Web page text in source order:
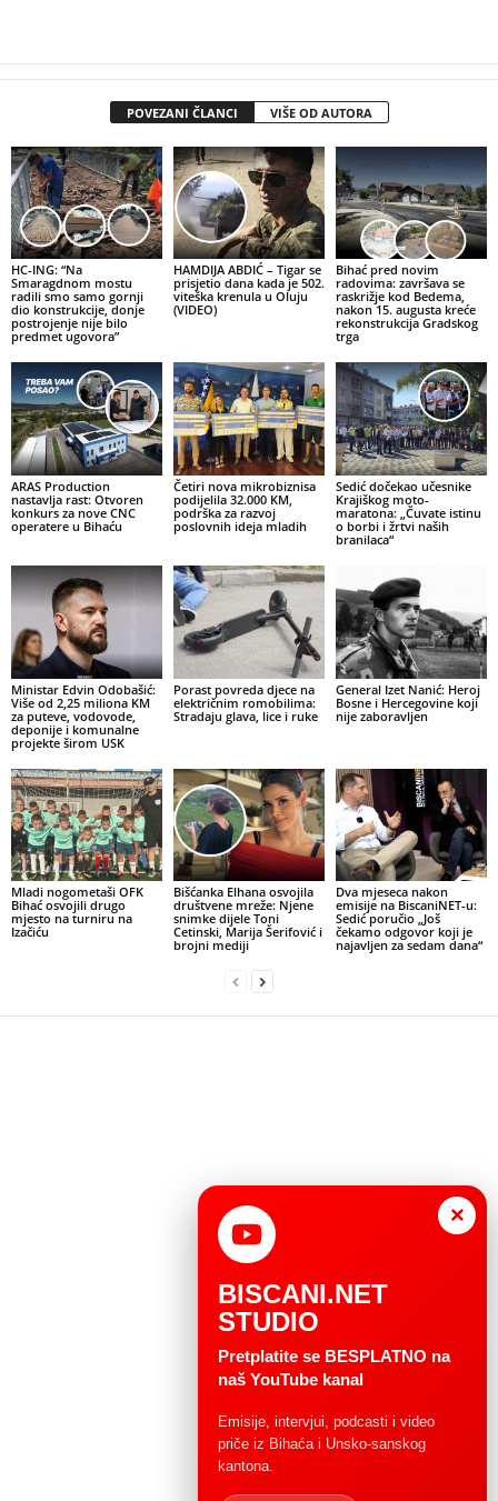
POVEZANI ČLANCI VIŠE OD AUTORA
HC-ING: “Na
Smaragdnom mostu
radili smo samo gornji
dio konstrukcije, donje
postrojenje nije bilo
predmet ugovora”
HAMDIJA ABDIĆ – Tigar se
prisjetio dana kada je 502.
viteška krenula u Oluju
(VIDEO)
Bihać pred novim
radovima: završava se
raskrižje kod Bedema,
nakon 15. augusta kreće
rekonstrukcija Gradskog
trga
ARAS Production
nastavlja rast: Otvoren
konkurs za nove CNC
operatere u Bihaću
Četiri nova mikrobiznisa
podijelila 32.000 KM,
podrška za razvoj
poslovnih ideja mladih
Sedić dočekao učesnike
Krajiškog moto-
maratona: „Čuvate istinu
o borbi i žrtvi naših
branilaca“
Ministar Edvin Odobašić:
Više od 2,25 miliona KM
za puteve, vodovode,
deponije i komunalne
projekte širom USK
Porast povreda djece na
električnim romobilima:
Stradaju glava, lice i ruke
General Izet Nanić: Heroj
Bosne i Hercegovine koji
nije zaboravljen
Mladi nogometaši OFK
Bihać osvojili drugo
mjesto na turniru na
Izačiću
Bišćanka Elhana osvojila
društvene mreže: Njene
snimke dijele Toni
Cetinski, Marija Šerifović i
brojni mediji
Dva mjeseca nakon
emisije na BiscaniNET-u:
Sedić poručio „Još
čekamo odgovor koji je
najavljen za sedam dana“
×
BISCANI.NET
STUDIO
Pretplatite se BESPLATNO na
naš YouTube kanal
Emisije, intervjui, podcasti i video
priče iz Bihaća i Unsko-sanskog
kantona.